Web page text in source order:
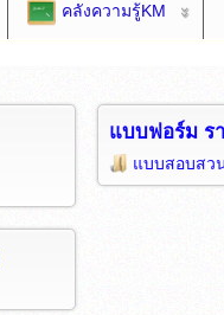
คลังความรู้KM
แบบฟอร์ม ร
แบบสอบสว